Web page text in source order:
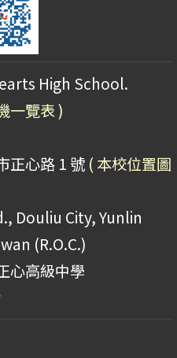
High School.
一覽表 )
正心路 1 號 ( 本校位置圖
Douliu City, Yunlin
(R.O.C.)
心高級中學